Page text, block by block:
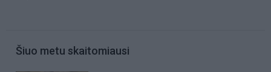
Šiuo metu skaitomiausi